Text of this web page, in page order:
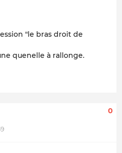
"le bras droit de
quenelle à rallonge.
0